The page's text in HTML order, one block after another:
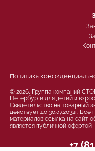
Политика
© 2026, Группа компаний
Петербурге для детей и
Свидетельство на товарный
действует до 30.07.2032г.
материалов ссылка на сайт
является публичной офертой
+7